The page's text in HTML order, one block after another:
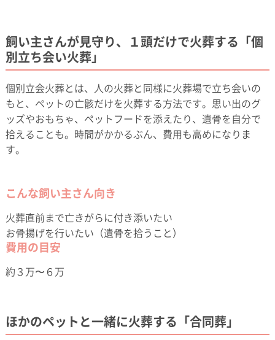
飼い主さんが見守り、１頭だけで火葬する「個
別立ち会い火葬」
個別立会火葬とは、人の火葬と同様に火葬場で立ち会いの
もと、ペットの亡骸だけを火葬する方法です。思い出のグ
ッズやおもちゃ、ペットフードを添えたり、遺骨を自分で
拾えることも。時間がかかるぶん、費用も高めになりま
す。
こんな飼い主さん向き
火葬直前まで亡きがらに付き添いたい
お骨揚げを行いたい（遺骨を拾うこと）
費用の目安
約３万〜６万
ほかのペットと一緒に火葬する「合同葬」